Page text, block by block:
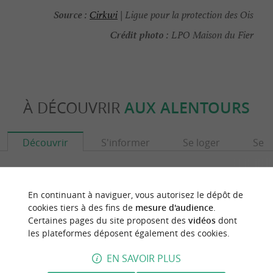
Source : Cirkwi | Ligue pour la protection des Ois
Crédit photo : LPO Maison du Fier
À DÉCOUVRIR AUX ALENTOURS
Découvrir S'informer Se loger Se
En continuant à naviguer, vous autorisez le dépôt de
cookies tiers à des fins de mesure d'audience.
Certaines pages du site proposent des vidéosdont
les plateformes déposent également des cookies.
EN SAVOIR PLUS